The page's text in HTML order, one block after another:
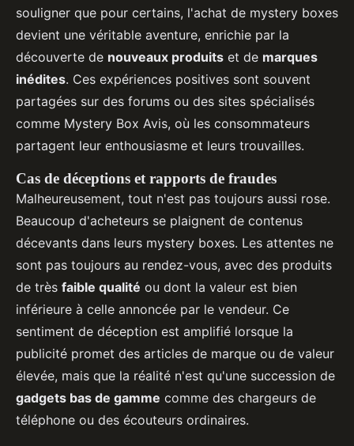
souligner que pour certains, l'achat de mystery boxes
devient une véritable aventure, enrichie par la
découverte de nouveaux produits et de marques
inédites. Ces expériences positives sont souvent
partagées sur des forums ou des sites spécialisés
comme Mystery Box Avis, où les consommateurs
partagent leur enthousiasme et leurs trouvailles.
Cas de déceptions et rapports de fraudes
Malheureusement, tout n'est pas toujours aussi rose.
Beaucoup d'acheteurs se plaignent de contenus
décevants dans leurs mystery boxes. Les attentes ne
sont pas toujours au rendez-vous, avec des produits
de très faible qualité ou dont la valeur est bien
inférieure à celle annoncée par le vendeur. Ce
sentiment de déception est amplifié lorsque la
publicité promet des articles de marque ou de valeur
élevée, mais que la réalité n'est qu'une succession de
gadgets bas de gamme comme des chargeurs de
téléphone ou des écouteurs ordinaires.